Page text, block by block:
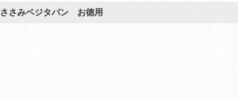
ささみベジタパン お徳用